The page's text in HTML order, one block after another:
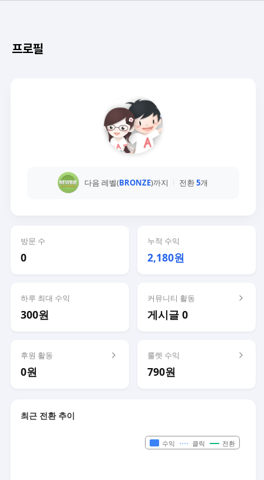
프로필
다음 레벨(BRONZE)까지 전환5개
방문 수
0
누적 수익
2,180원
하루 최대 수익
300원
커뮤니티 활동
게시글 0
후원 활동
0원
룰렛 수익
790원
최근 전환 추이